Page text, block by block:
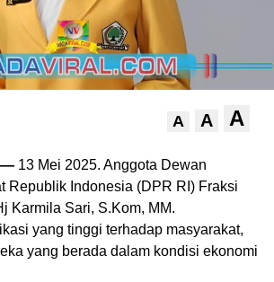
A A A
— 13 Mei 2025. Anggota Dewan
Republik Indonesia (DPR RI) Fraksi
Karmila Sari, S.Kom, MM.
yang tinggi terhadap masyarakat,
yang berada dalam kondisi ekonomi